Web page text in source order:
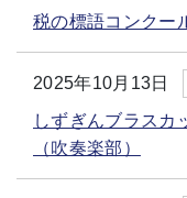
税の標語コンクー
2025年10月13日
しずぎんブラスカ
（吹奏楽部）